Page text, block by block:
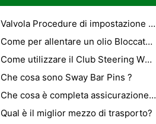
Valvola Procedure di impostazione per una 351 Ford Windsor
Come per allentare un olio Bloccato Filtro
Come utilizzare il Club Steering Wheel Lock
Che cosa sono Sway Bar Pins ?
Che cosa è completa assicurazione veicoli a motore?
Qual è il miglior mezzo di trasporto?